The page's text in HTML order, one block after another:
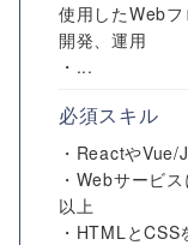
使用したWebフ
開発、運用
・...
必須スキル
・Reactや
・Webサービ
以上
・HTMLと